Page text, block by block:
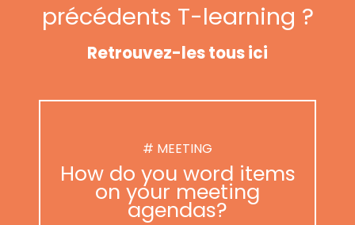
précédents T-learning ?
Retrouvez-les tous ici
# MEETING
How do you word items
on your meeting
agendas?